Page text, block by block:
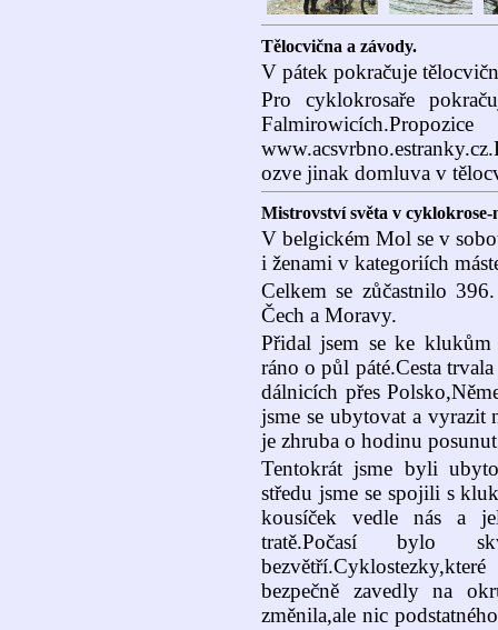
Tělocvična a závody.
V pátek pokračuje
Pro cyklokrosaře
ozve jinak domluva v
Mistrovství světa v cyklokrose-
V belgickém Mol se v
i ženami v kategoriích
Celkem se zůčastnilo
Čech a Moravy.
Přidal jsem se ke
ráno o půl páté.Cesta
dálnicích přes
jsme se ubytovat a
je zhruba o hodinu
Tentokrát jsme byli
středu jsme se spojili s
kousíček vedle nás a
tratě.Počasí bylo
bezpečně zavedly na
změnila,ale nic